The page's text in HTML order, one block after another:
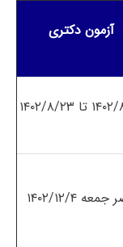
آزمون دکتری
۱۴۰۲/۸/۲۳
۱۴۰۲/۱۲/۴